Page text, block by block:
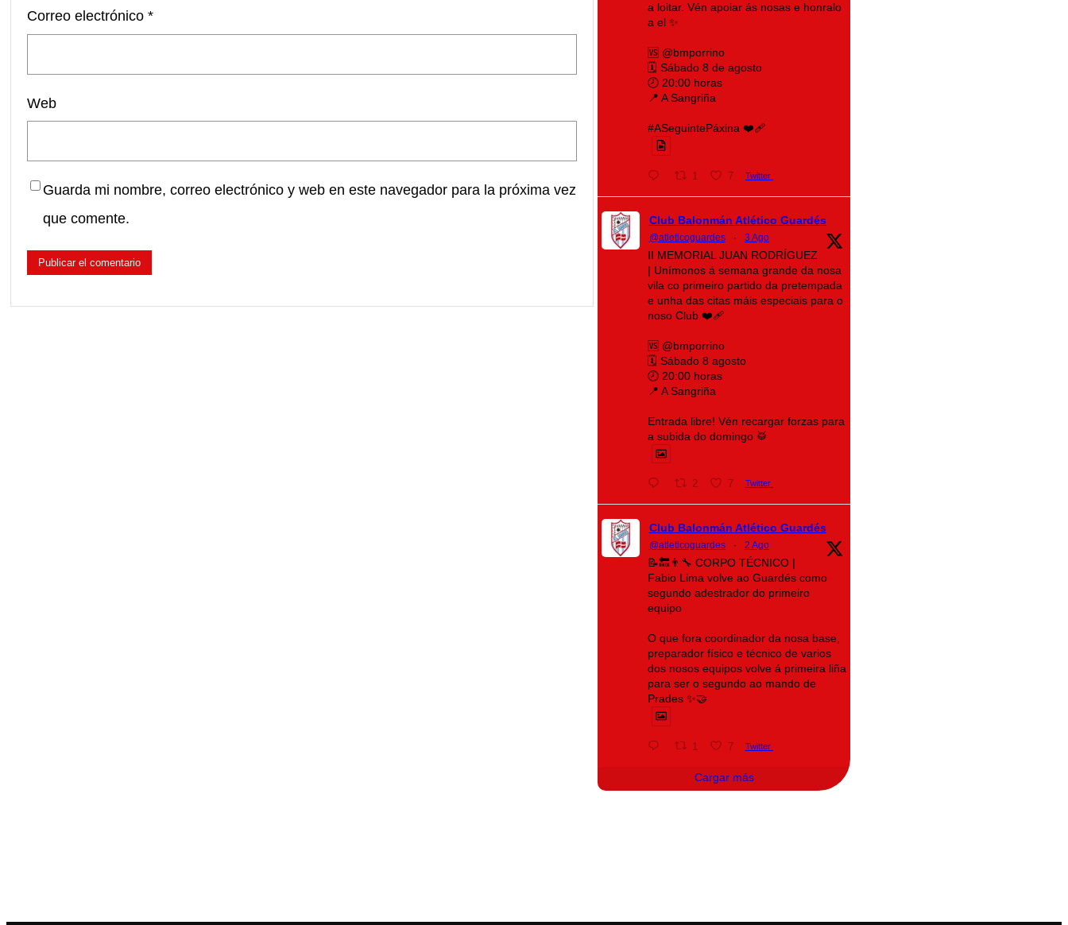
Correo electrónico *
Web
Guarda mi nombre, correo electrónico y web en este navegador para la próxima vez
que comente.
a loitar. Vén apoiar ás nosas e honralo
a el ✨
🆚 @bmporrino
🗓️ Sábado 8 de agosto
🕗 20:00 horas
📍 A Sangriña
#ASeguintePáxina ❤️‍🩹
1 7 Twitter
Club Balonmán Atlético Guardés
@atleticoguardes · 3 Ago
II MEMORIAL JUAN RODRÍGUEZ
| Unímonos á semana grande da nosa
vila co primeiro partido da pretempada
e unha das citas máis especiais para o
noso Club ❤️‍🩹
🆚 @bmporrino
🗓️ Sábado 8 agosto
🕗 20:00 horas
📍 A Sangriña
Entrada libre! Vén recargar forzas para
a subida do domingo 🥁
2 7 Twitter
Club Balonmán Atlético Guardés
@atleticoguardes · 2 Ago
📝🔙👨‍🔧 CORPO TÉCNICO |
Fabio Lima volve ao Guardés como
segundo adestrador do primeiro
equipo
O que fora coordinador da nosa base,
preparador físico e técnico de varios
dos nosos equipos volve á primeira liña
para ser o segundo ao mando de
Prades ✨🤝
1 7 Twitter
Cargar más